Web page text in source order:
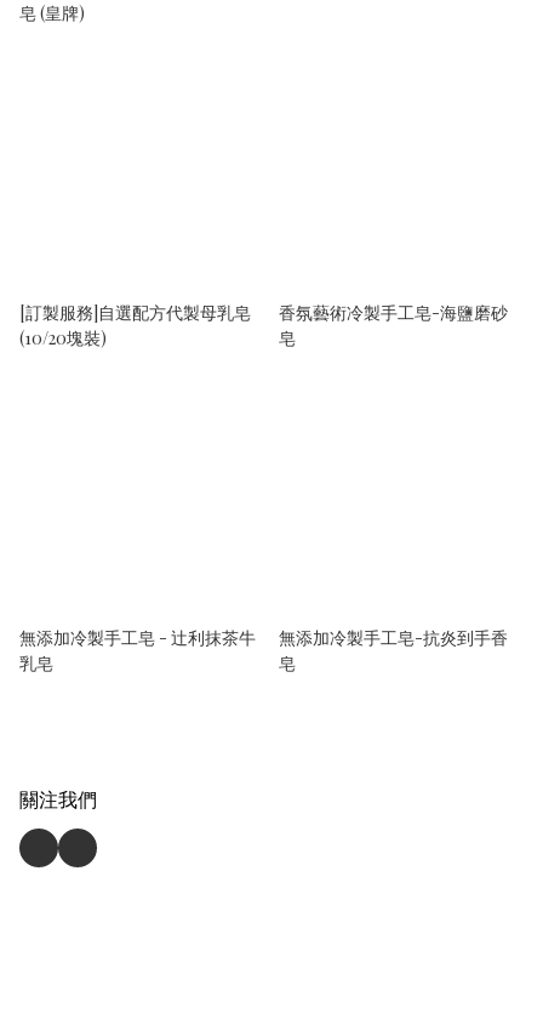
皂 (皇牌)
[訂製服務]自選配方代製母乳皂
(10/20塊裝)
香氛藝術冷製手工皂-海鹽磨砂
皂
無添加冷製手工皂 - 辻利抹茶牛
乳皂
無添加冷製手工皂-抗炎到手香
皂
關注我們